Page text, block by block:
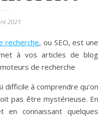
2021
recherche, ou SEO, est une
à vos articles de blog
de recherche
à comprendre qu’on
pas être mystérieuse. En
en connaissant quelques